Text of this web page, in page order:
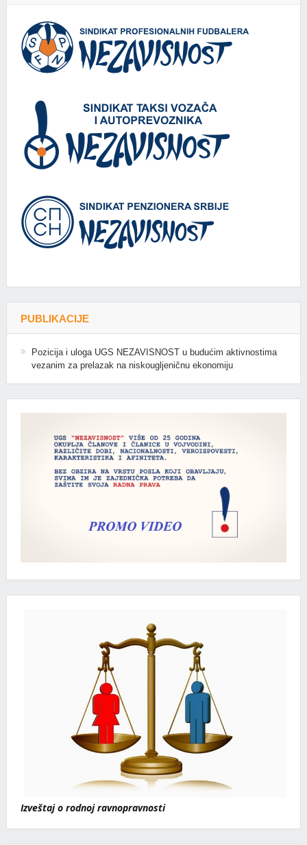
PUBLIKACIJE
Pozicija i uloga UGS NEZAVISNOST u budućim aktivnostima
vezanim za prelazak na niskougljeničnu ekonomiju
Izveštaj o rodnoj ravnopravnosti